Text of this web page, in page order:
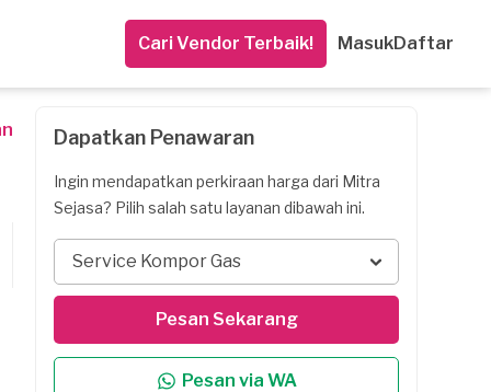
Cari Vendor Terbaik! MasukDaftar
Dapatkan Penawaran
Ingin mendapatkan perkiraan harga dari Mitra
Sejasa? Pilih salah satu layanan dibawah ini.
Service Kompor Gas
Pesan Sekarang
Pesan via WA